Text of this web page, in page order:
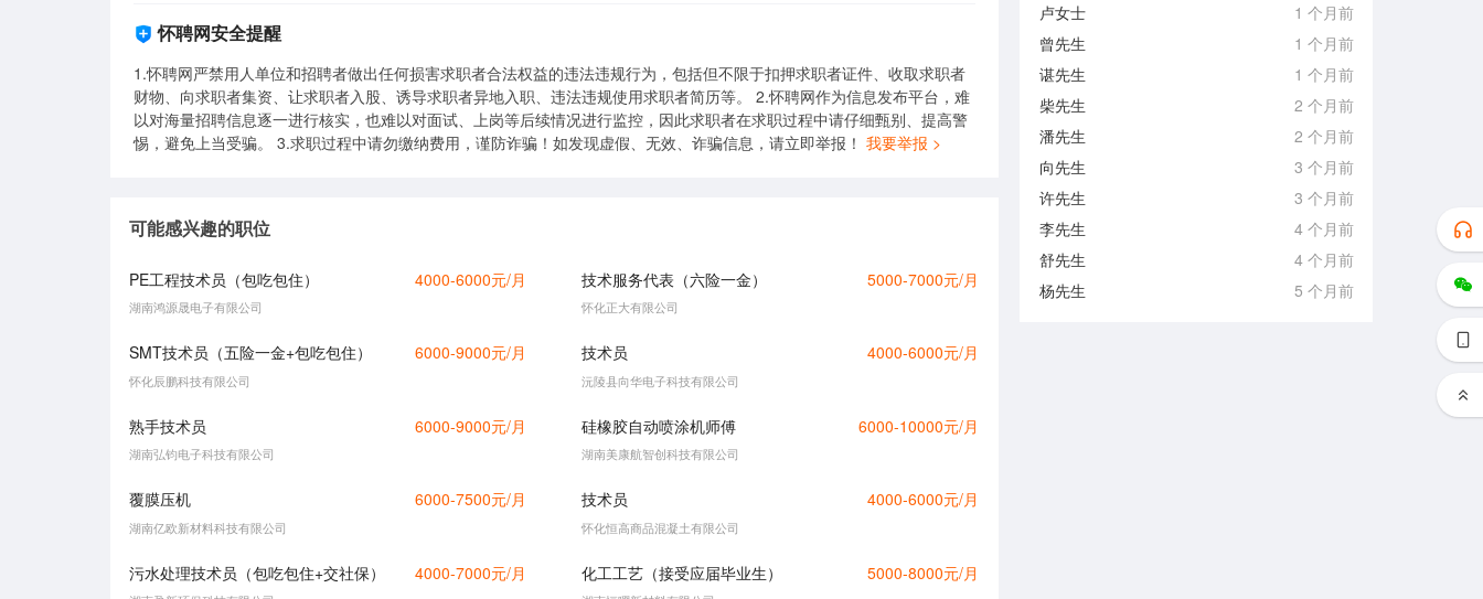
怀聘网安全提醒
1.怀聘网严禁用人单位和招聘者做出任何损害求职者合法权益的违法违规行为，包括但不限于扣押求职者证件、收取求职者
财物、向求职者集资、让求职者入股、诱导求职者异地入职、违法违规使用求职者简历等。 2.怀聘网作为信息发布平台，难
以对海量招聘信息逐一进行核实，也难以对面试、上岗等后续情况进行监控，因此求职者在求职过程中请仔细甄别、提高警
惕，避免上当受骗。 3.求职过程中请勿缴纳费用，谨防诈骗！如发现虚假、无效、诈骗信息，请立即举报！ 我要举报 >
可能感兴趣的职位
PE工程技术员（包吃包住） 4000-6000元/月
湖南鸿源晟电子有限公司
技术服务代表（六险一金） 5000-7000元/月
怀化正大有限公司
SMT技术员（五险一金+包吃包住） 6000-9000元/月
怀化辰鹏科技有限公司
技术员 4000-6000元/月
沅陵县向华电子科技有限公司
熟手技术员 6000-9000元/月
湖南弘钧电子科技有限公司
硅橡胶自动喷涂机师傅 6000-10000元/月
湖南美康航智创科技有限公司
覆膜压机 6000-7500元/月
湖南亿欧新材料科技有限公司
技术员 4000-6000元/月
怀化恒高商品混凝土有限公司
污水处理技术员（包吃包住+交社保） 4000-7000元/月 化工工艺（接受应届毕业生） 5000-8000元/月
卢女士
1 个月前
曾先生
1 个月前
谌先生
1 个月前
柴先生
2 个月前
潘先生
2 个月前
向先生
3 个月前
许先生
3 个月前
李先生
4 个月前
舒先生
4 个月前
杨先生
5 个月前